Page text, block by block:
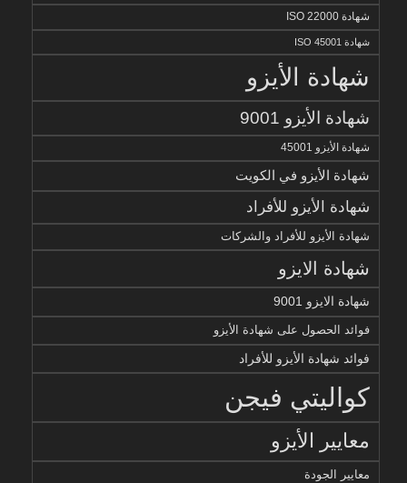
شهادة ISO 22000
شهادة ISO 45001
شهادة الأيزو
شهادة الأيزو 9001
شهادة الأيزو 45001
شهادة الأيزو في الكويت
شهادة الأيزو للأفراد
شهادة الأيزو للأفراد والشركات
شهادة الايزو
شهادة الايزو 9001
فوائد الحصول على شهادة الأيزو
فوائد شهادة الأيزو للأفراد
كواليتي فيجن
معايير الأيزو
معايير الجودة